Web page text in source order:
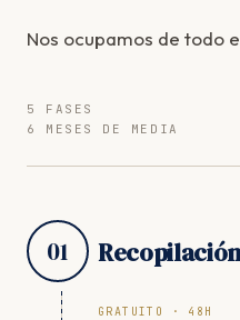
Nos ocupamos de todo
5 FASES
6 MESES DE MEDIA
01
GRATUITO · 48H